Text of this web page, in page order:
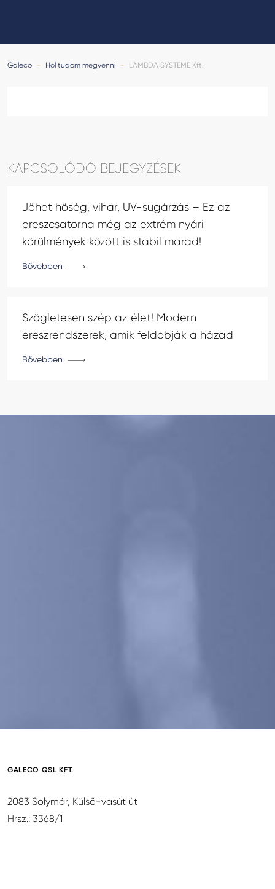
Galeco - Hol tudom megvenni - LAMBDA SYSTEME Kft.
KAPCSOLÓDÓ BEJEGYZÉSEK
Jöhet hőség, vihar, UV-sugárzás – Ez az
ereszcsatorna még az extrém nyári
körülmények között is stabil marad!
Bővebben
Szögletesen szép az élet! Modern
ereszrendszerek, amik feldobják a házad
Bővebben
GALECO QSL KFT.
2083 Solymár, Külső-vasút út
Hrsz.: 3368/1